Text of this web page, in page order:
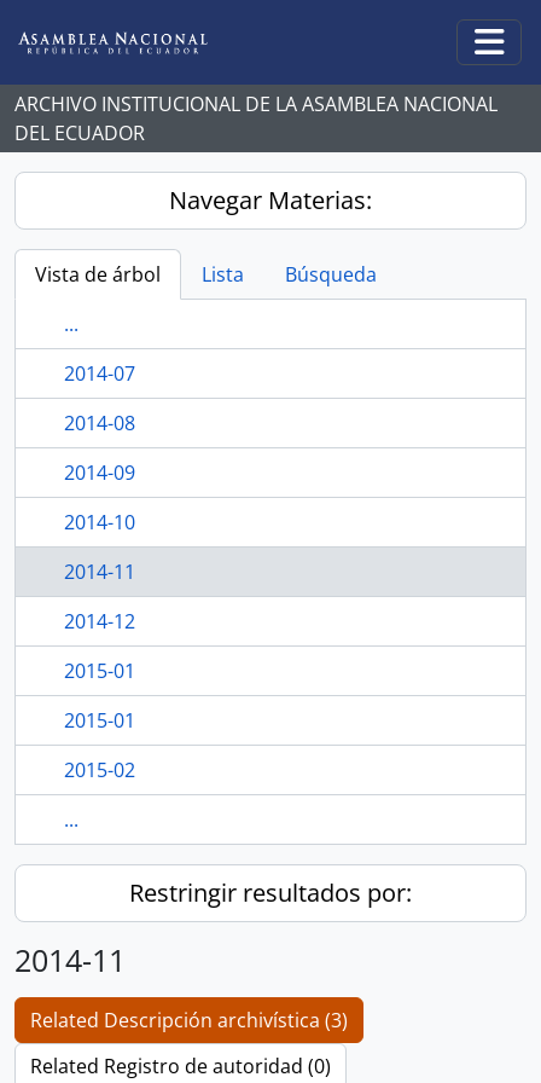
ARCHIVO INSTITUCIONAL DE LA ASAMBLEA NACIONAL
DEL ECUADOR
Navegar Materias:
Vista de árbol Lista
Búsqueda
...
2014-07
2014-08
2014-09
2014-10
2014-11
2014-12
2015-01
2015-01
2015-02
...
Restringir resultados por:
2014-11
Related Descripción archivística (3)
Related Registro de autoridad (0)